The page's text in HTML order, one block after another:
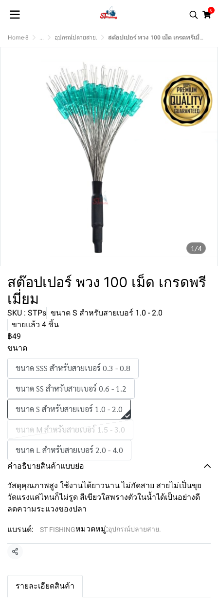
0
Home-8 ... อุปกรณ์ปลายสาย. สต๊อปเปอร์ พวง 100 เม็ด เกรดพรีเมี่ยม
1/4
สต๊อปเปอร์ พวง 100 เม็ด เกรดพรี
เมี่ยม
SKU : STPs ขนาด S สำหรับสายเบอร์ 1.0 - 2.0
ขายแล้ว 4 ชิ้น
฿49
ขนาด
ขนาด SSS สำหรับสายเบอร์ 0.3 - 0.8
ขนาด SS สำหรับสายเบอร์ 0.6 - 1.2
ขนาด S สำหรับสายเบอร์ 1.0 - 2.0
ขนาด M สำหรับสายเบอร์ 1.5 - 3.0
ขนาด L สำหรับสายเบอร์ 2.0 - 4.0
คำอธิบายสินค้าแบบย่อ
วัสดุคุณภาพสูง ใช้งานได้ยาวนาน ไม่กัดสาย สายไม่เป็นขุย
วัดแรงแค่ไหนก็ไม่รูด สีเขียวใสพรางตัวในน้ำได้เป็นอย่างดี
ลดความระแวงของปลา
แบรนด์: ST FISHINGหมวดหมู่:อุปกรณ์ปลายสาย.
แชร์
รายละเอียดสินค้า